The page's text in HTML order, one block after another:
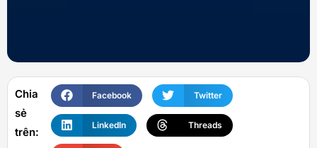
Chia
sẻ
trên:
Facebook Twitter
LinkedIn Threads